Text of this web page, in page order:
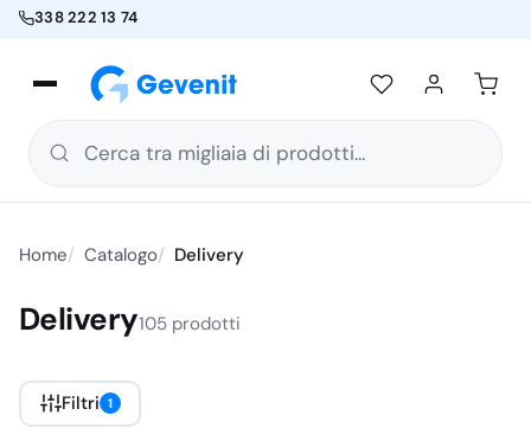
338 222 13 74
Cerca tra migliaia di prodotti...
Home Catalogo Delivery
Delivery105 prodotti
Filtri 1